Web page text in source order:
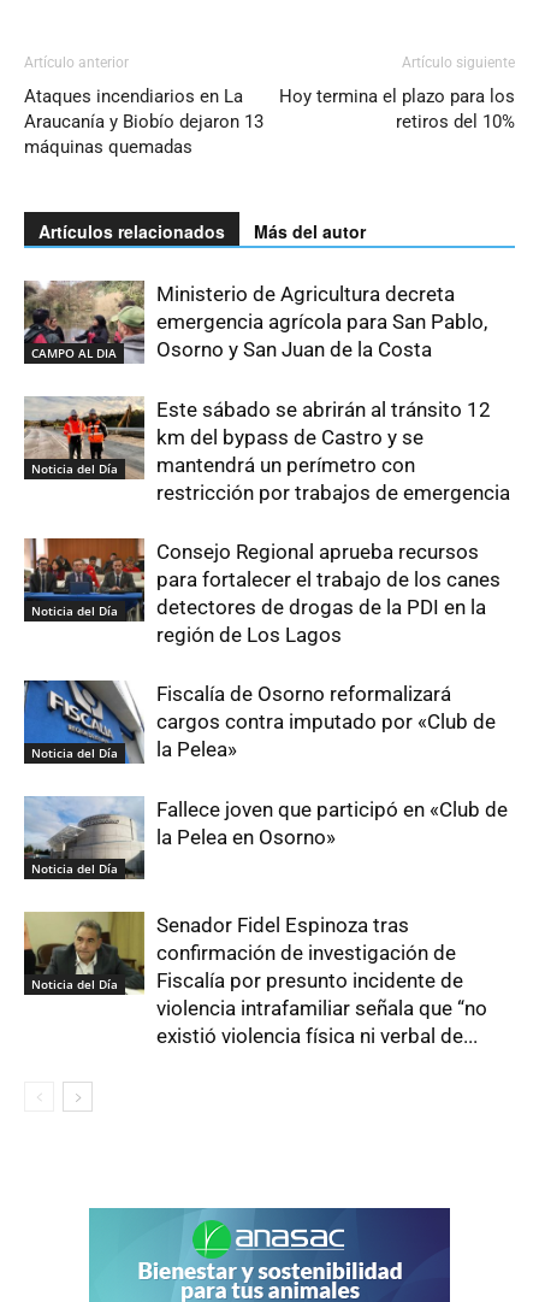
Artículo anterior
Ataques incendiarios en La
Araucanía y Biobío dejaron 13
máquinas quemadas
Artículo siguiente
Hoy termina el plazo para los
retiros del 10%
Artículos relacionados Más del autor
CAMPO AL DIA
Ministerio de Agricultura decreta
emergencia agrícola para San Pablo,
Osorno y San Juan de la Costa
Noticia del Día
Este sábado se abrirán al tránsito 12
km del bypass de Castro y se
mantendrá un perímetro con
restricción por trabajos de emergencia
Noticia del Día
Consejo Regional aprueba recursos
para fortalecer el trabajo de los canes
detectores de drogas de la PDI en la
región de Los Lagos
Noticia del Día
Fiscalía de Osorno reformalizará
cargos contra imputado por «Club de
la Pelea»
Noticia del Día
Fallece joven que participó en «Club de
la Pelea en Osorno»
Noticia del Día
Senador Fidel Espinoza tras
confirmación de investigación de
Fiscalía por presunto incidente de
violencia intrafamiliar señala que “no
existió violencia física ni verbal de...